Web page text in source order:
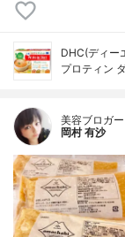
DHC(ディー
プロティン
美容ブロガー
岡村 有沙